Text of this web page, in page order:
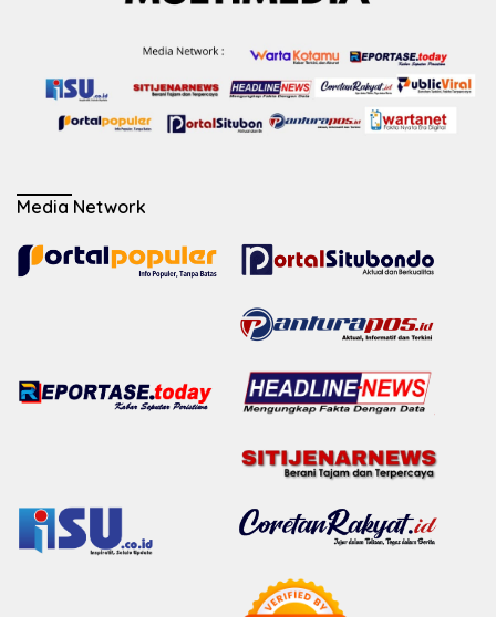
Media Network